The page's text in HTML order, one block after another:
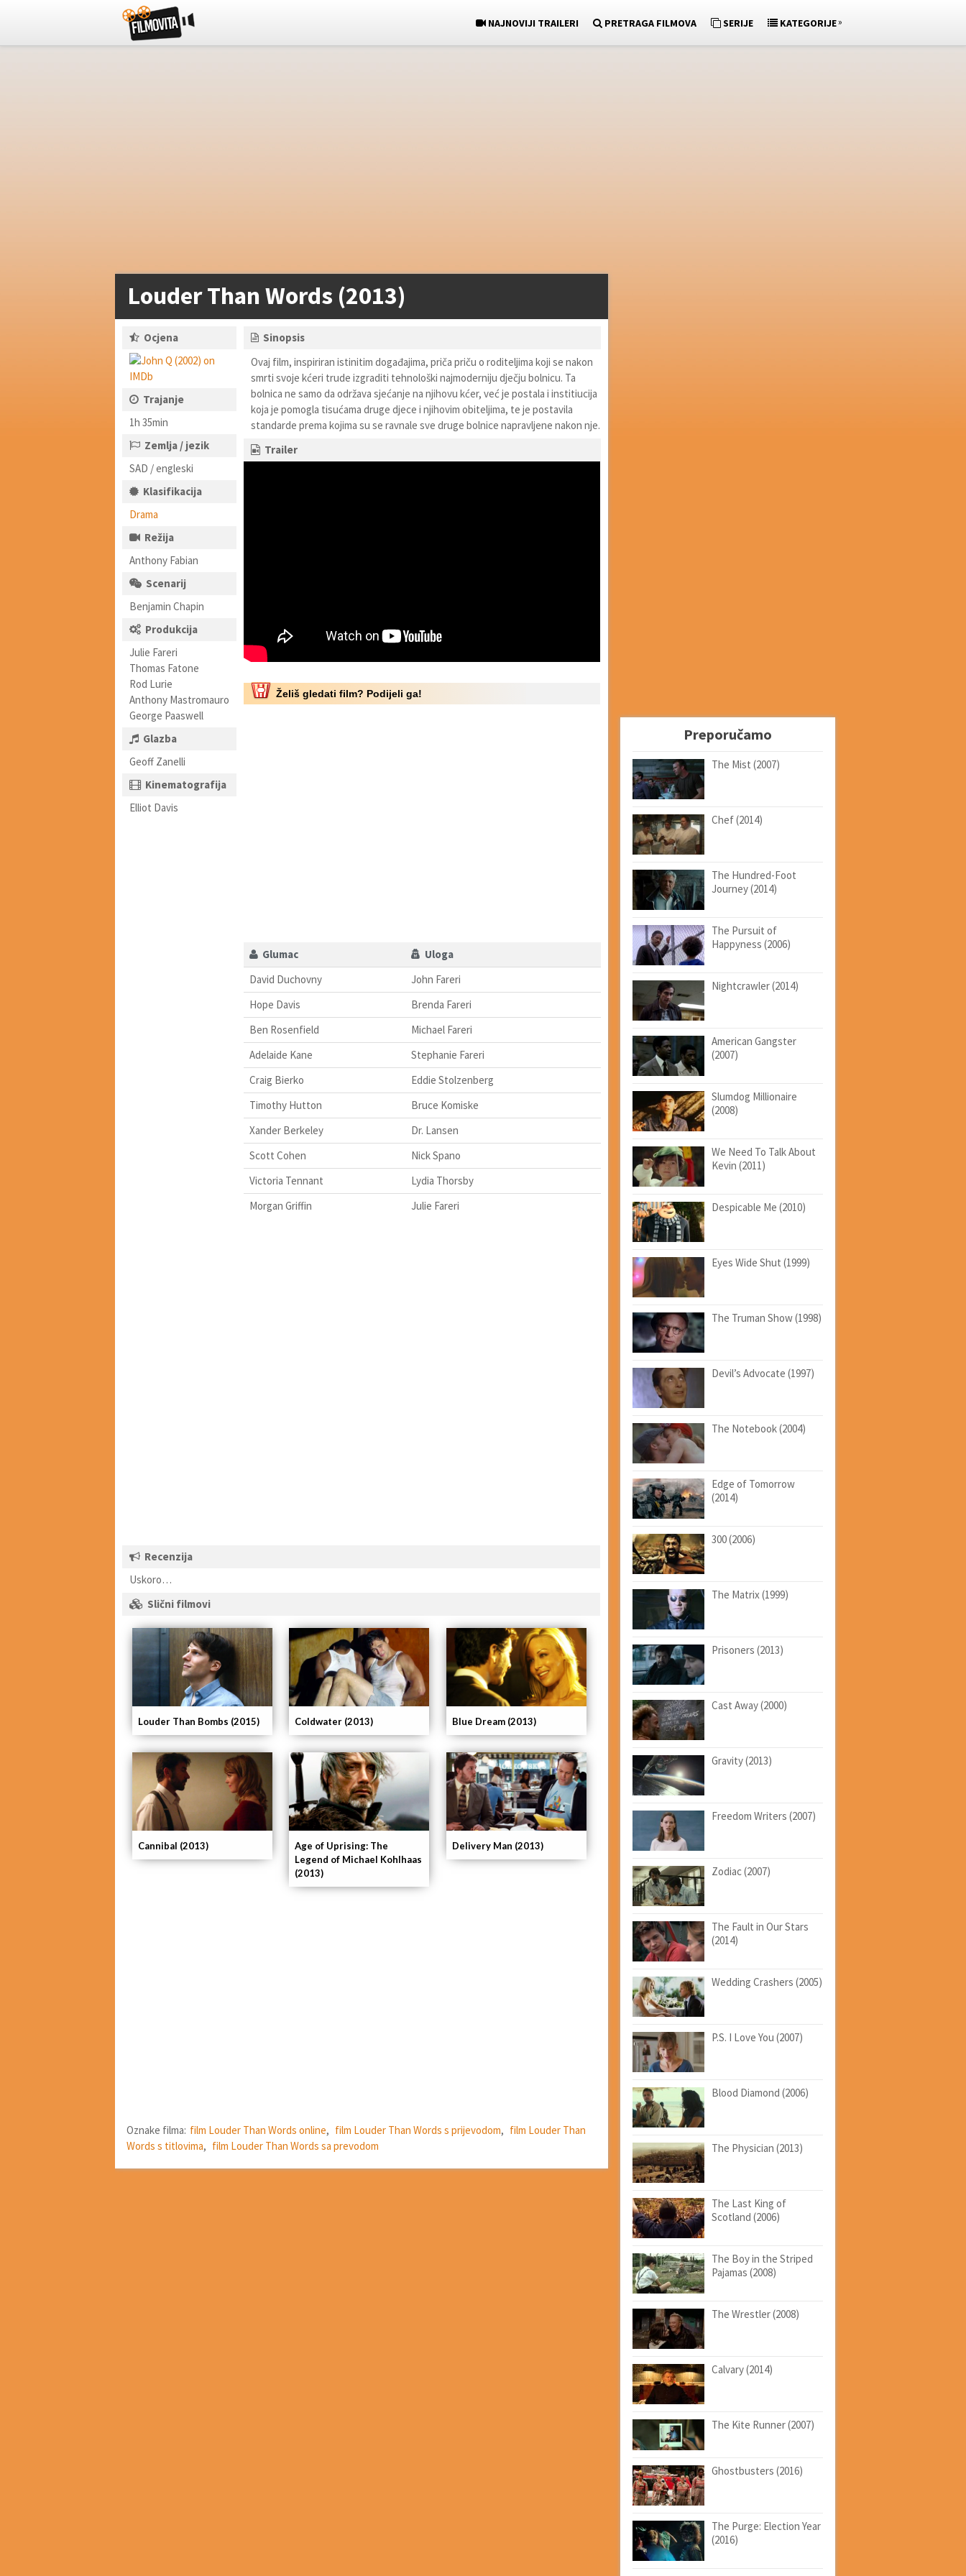
NAJNOVIJI TRAILERI PRETRAGA FILMOVA SERIJE KATEGORIJE»
Louder Than Words (2013)
Ocjena
Trajanje
1h 35min
Zemlja / jezik
SAD / engleski
Klasifikacija
Drama
Režija
Anthony Fabian
Scenarij
Benjamin Chapin
Produkcija
Julie Fareri
Thomas Fatone
Rod Lurie
Anthony Mastromauro
George Paaswell
Glazba
Geoff Zanelli
Kinematografija
Elliot Davis
Sinopsis
Ovaj film, inspiriran istinitim događajima, priča priču o roditeljima koji se nakon
smrti svoje kćeri trude izgraditi tehnološki najmoderniju dječju bolnicu. Ta
bolnica ne samo da održava sjećanje na njihovu kćer, već je postala i institiucija
koja je pomogla tisućama druge djece i njihovim obiteljima, te je postavila
standarde prema kojima su se ravnale sve druge bolnice napravljene nakon nje.
Trailer
Želiš gledati film? Podijeli ga!
Glumac
Uloga
David Duchovny
John Fareri
Hope Davis
Brenda Fareri
Ben Rosenfield
Michael Fareri
Adelaide Kane
Stephanie Fareri
Craig Bierko
Eddie Stolzenberg
Timothy Hutton
Bruce Komiske
Xander Berkeley
Dr. Lansen
Scott Cohen
Nick Spano
Victoria Tennant
Lydia Thorsby
Morgan Griffin
Julie Fareri
Recenzija
Uskoro…
Slični filmovi
Louder Than Bombs (2015)
Delivery Man (2013)
Age of Uprising: The
Legend of Michael Kohlhaas
(2013)
Cannibal (2013)
Blue Dream (2013)
Coldwater (2013)
Oznake filma: film Louder Than Words online, film Louder Than Words s prijevodom, film Louder Than
Words s titlovima, film Louder Than Words sa prevodom
Preporučamo
The Mist (2007)
Chef (2014)
The Hundred-Foot
Journey (2014)
The Pursuit of
Happyness (2006)
Nightcrawler (2014)
American Gangster
(2007)
Slumdog Millionaire
(2008)
We Need To Talk About
Kevin (2011)
Despicable Me (2010)
Eyes Wide Shut (1999)
The Truman Show (1998)
Devil’s Advocate (1997)
The Notebook (2004)
Edge of Tomorrow
(2014)
300 (2006)
The Matrix (1999)
Prisoners (2013)
Cast Away (2000)
Gravity (2013)
Freedom Writers (2007)
Zodiac (2007)
The Fault in Our Stars
(2014)
Wedding Crashers (2005)
P.S. I Love You (2007)
Blood Diamond (2006)
The Physician (2013)
The Last King of
Scotland (2006)
The Boy in the Striped
Pajamas (2008)
The Wrestler (2008)
Calvary (2014)
The Kite Runner (2007)
Ghostbusters (2016)
The Purge: Election Year
(2016)